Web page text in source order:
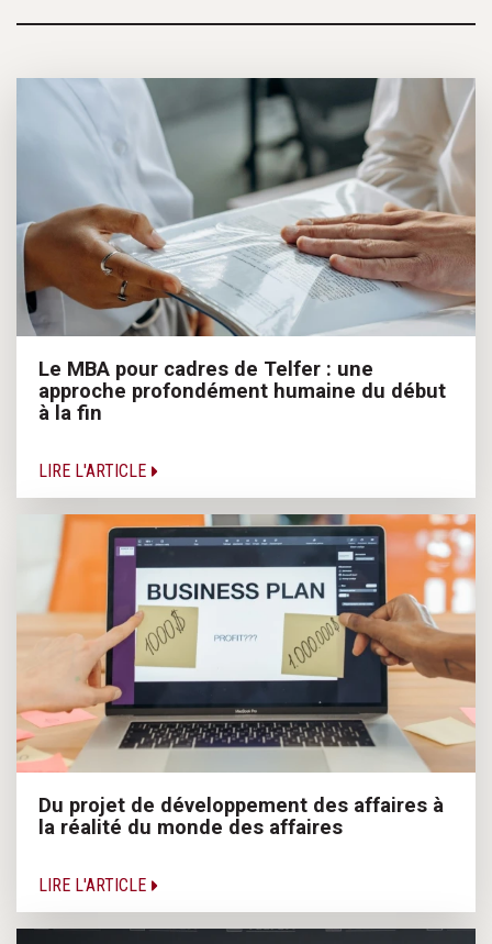
Le MBA pour cadres de Telfer : une
approche profondément humaine du début
à la fin
LIRE L'ARTICLE
Du projet de développement des affaires à
la réalité du monde des affaires
LIRE L'ARTICLE